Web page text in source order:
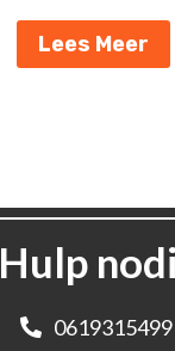
Lees Meer
Hulp
0619315499